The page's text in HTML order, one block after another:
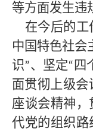
等方面发生违
在今后的工
中国特色社会
识”、坚定“ 四
面贯彻 上级会
座谈会精神
代党的组织路